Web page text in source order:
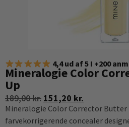
4,4 ud af 5 I +200
Mineralogie Color
Up
189,00kr. 151,20 kr.
Mineralogie Color Corrector Butter
farvekorrigerende concealer